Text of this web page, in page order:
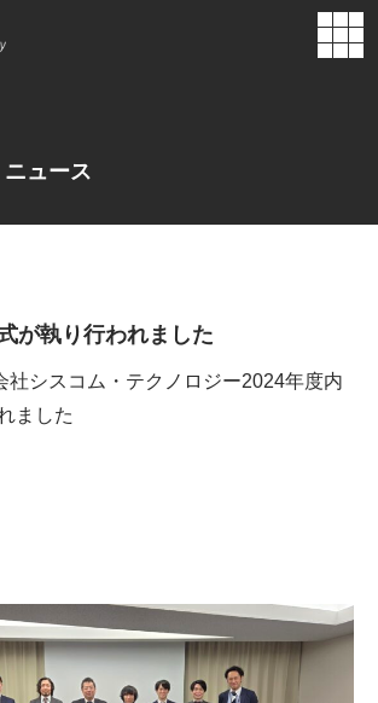
に込めた
用
ニュース
が執り行われました
社シスコム・テクノロジー2024年度内
ました